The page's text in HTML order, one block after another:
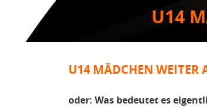
U14
U14 MÄDCHEN WEITER
oder: Was bedeutet es